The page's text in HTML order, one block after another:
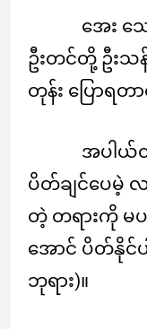
အေး သေ
ဦးတင်တို့ ဦးသန်
တုန်း ပြောရတ
အပါယ်
ပိတ်ချင်ပေမဲ့
တဲ့ တရားကို မ
အောင် ပိတ်နိုင်
ဘုရား)။